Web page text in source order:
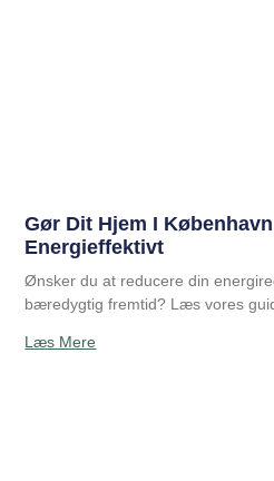
Gør Dit Hjem I
Energieffektivt
Ønsker du at reducere din
bæredygtig fremtid? Læs vores
Læs Mere